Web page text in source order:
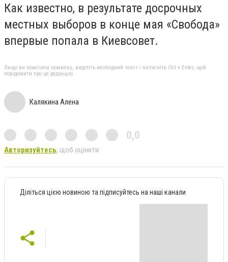
Как известно, в результате досрочных
местных выборов в конце мая «Свобода»
впервые попала в Киевсовет.
Якщо ви помітили помилку, виділіть необхідний текст і натисніть Ctrl + Enter, щоб
повідомити про це редакцію
Калякина Алена
0,0
Авторизуйтесь, щоб оцінити
Діліться цією новиною та підписуйтесь на наші канали